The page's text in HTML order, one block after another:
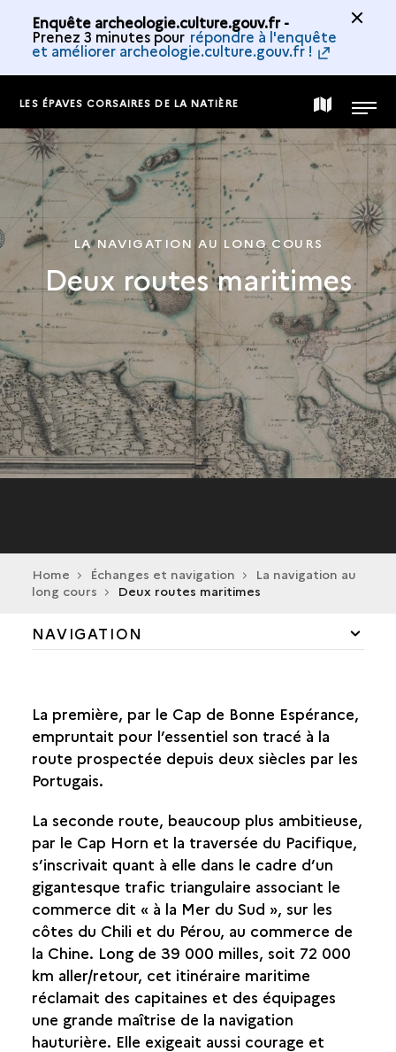
Enquête archeologie.culture.gouv.fr -
Prenez 3 minutes pour répondre à l'enquête
et améliorer archeologie.culture.gouv.fr !
LES ÉPAVES CORSAIRES DE LA NATIÈRE CARTE
DE
LA
COLLECTION
MENU
LA NAVIGATION AU LONG COURS
Deux routes maritimes
Home Échanges et navigation
La navigation au
long cours
Deux routes maritimes
NAVIGATION
LE CIRCUIT DES ÉCHANGES
LA GUERRE DE COURSE
HUGON DES PREY, CAPITAINE DE
GRENOT
LA NAVIGATION AU LONG COURS
LE LIVRE DE BORD DE LA
DÉCOUVERTE
DUBOCAGE : UN EXEMPLE DE RÉUSSITE
SOCIALE
La première, par le Cap de Bonne Espérance,
empruntait pour l’essentiel son tracé à la
route prospectée depuis deux siècles par les
Portugais.
La seconde route, beaucoup plus ambitieuse,
par le Cap Horn et la traversée du Pacifique,
s’inscrivait quant à elle dans le cadre d’un
gigantesque trafic triangulaire associant le
commerce dit « à la Mer du Sud », sur les
côtes du Chili et du Pérou, au commerce de
la Chine. Long de 39 000 milles, soit 72 000
km aller/retour, cet itinéraire maritime
réclamait des capitaines et des équipages
une grande maîtrise de la navigation
hauturière. Elle exigeait aussi courage et